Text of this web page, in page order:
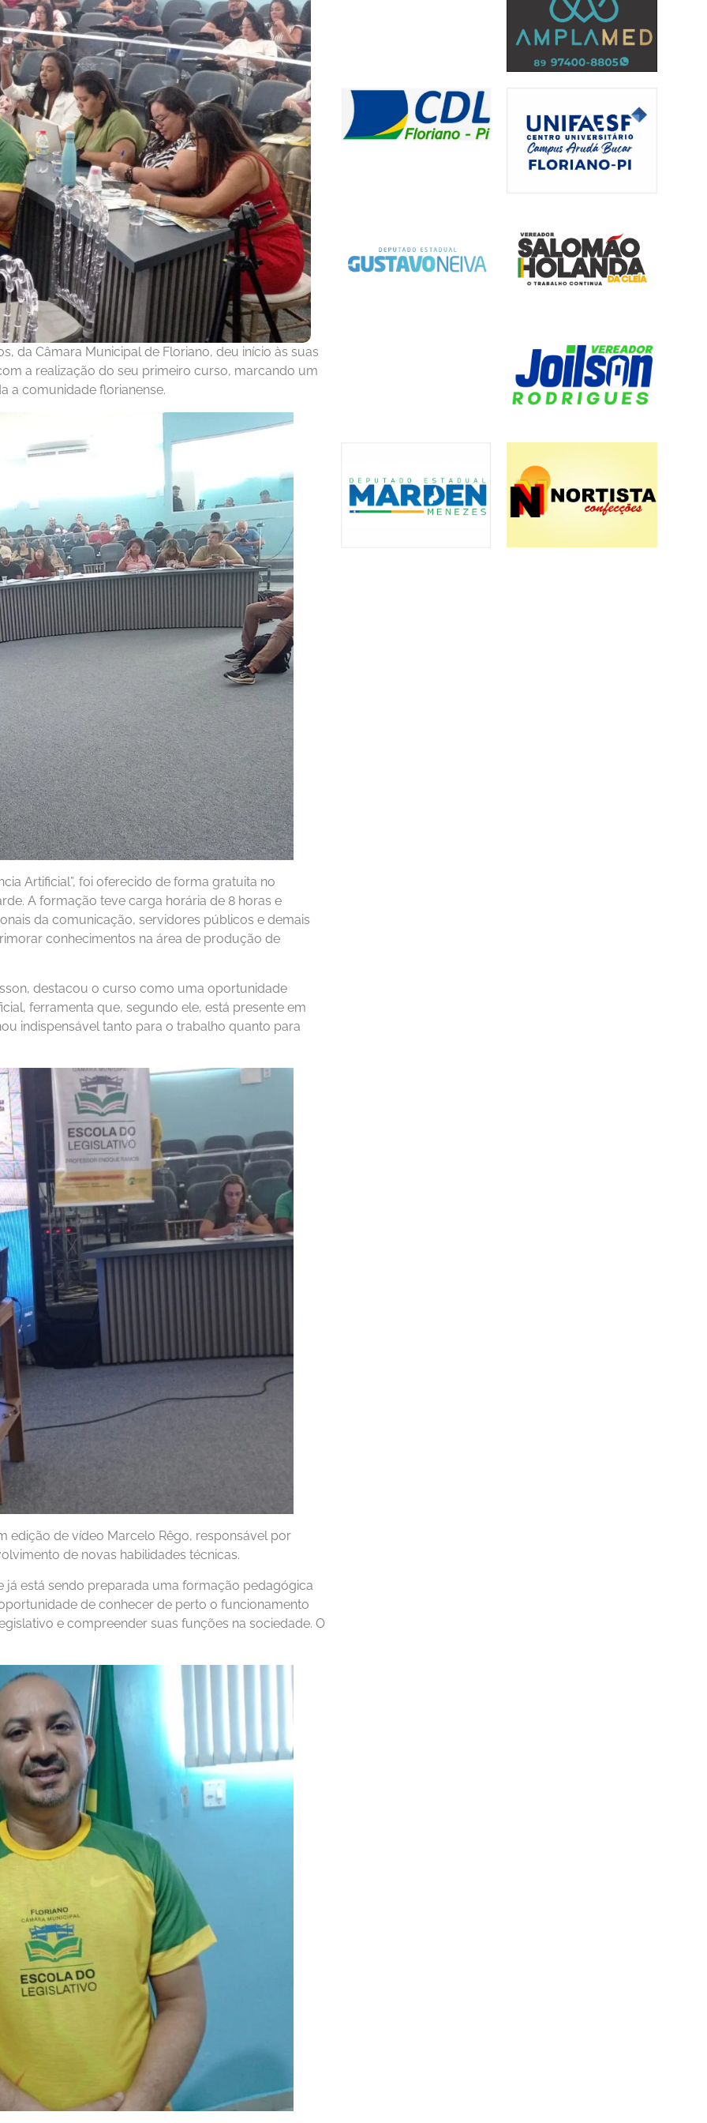
da Câmara Municipal de Floriano, deu início às suas
a realização do seu primeiro curso, marcando um
a comunidade florianense.
Artificial”, foi oferecido de forma gratuita no
A formação teve carga horária de 8 horas e
da comunicação, servidores públicos e demais
conhecimentos na área de produção de
destacou o curso como uma oportunidade
ferramenta que, segundo ele, está presente em
indispensável tanto para o trabalho quanto para
edição de vídeo Marcelo Rêgo, responsável por
de novas habilidades técnicas.
está sendo preparada uma formação pedagógica
de conhecer de perto o funcionamento
e compreender suas funções na sociedade. O